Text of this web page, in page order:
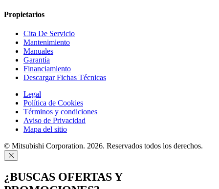
Propietarios
Cita De Servicio
Mantenimiento
Manuales
Garantía
Financiamiento
Descargar Fichas Técnicas
Legal
Política de Cookies
Términos y condiciones
Aviso de Privacidad
Mapa del sitio
© Mitsubishi Corporation. 2026. Reservados todos los derechos.
¿BUSCAS OFERTAS Y